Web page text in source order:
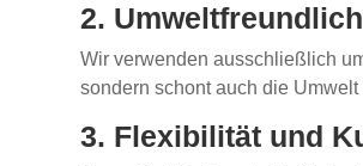
2.
Wir verwenden ausschließlich
sondern schont auch die
3. Flexibilität und